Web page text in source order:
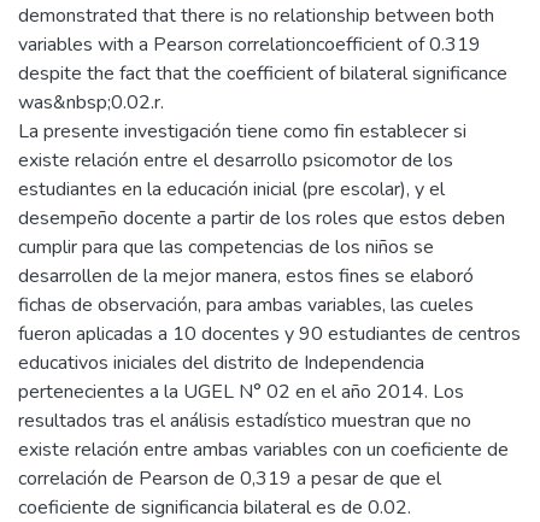
demonstrated that there is no relationship between both
variables with a Pearson correlationcoefficient of 0.319
despite the fact that the coefficient of bilateral significance
was&nbsp;0.02.r.
La presente investigación tiene como fin establecer si
existe relación entre el desarrollo psicomotor de los
estudiantes en la educación inicial (pre escolar), y el
desempeño docente a partir de los roles que estos deben
cumplir para que las competencias de los niños se
desarrollen de la mejor manera, estos fines se elaboró
fichas de observación, para ambas variables, las cueles
fueron aplicadas a 10 docentes y 90 estudiantes de centros
educativos iniciales del distrito de Independencia
pertenecientes a la UGEL N° 02 en el año 2014. Los
resultados tras el análisis estadístico muestran que no
existe relación entre ambas variables con un coeficiente de
correlación de Pearson de 0,319 a pesar de que el
coeficiente de significancia bilateral es de 0.02.